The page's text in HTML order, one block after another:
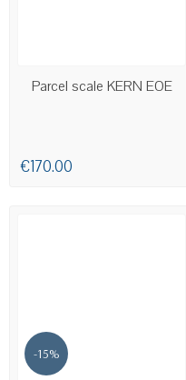
AVAILABLE
Parcel scale KERN EOE
€170.00
-15%